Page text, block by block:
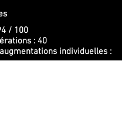
/ 100
: 40
individuelles :